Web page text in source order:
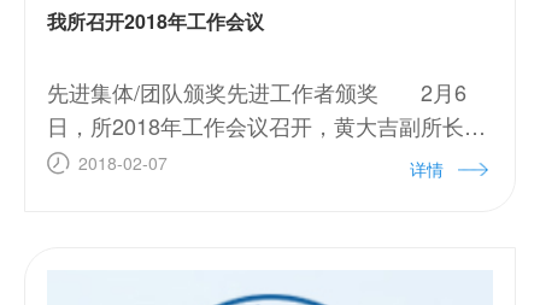
我所召开2018年工作会议
先进集体/团队颁奖先进工作者颁奖 2月6
日，所2018年工作会议召开，黄大吉副所长做
所2017年度报告，郑玉龙副所长主持会议，全
2018-02-07 详情